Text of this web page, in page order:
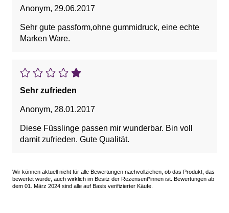
Anonym, 29.06.2017
Sehr gute passform,ohne gummidruck, eine echte
Marken Ware.
Sehr zufrieden
Anonym, 28.01.2017
Diese Füsslinge passen mir wunderbar. Bin voll
damit zufrieden. Gute Qualität.
Wir können aktuell nicht für alle Bewertungen nachvollziehen, ob das Produkt, das
bewertet wurde, auch wirklich im Besitz der Rezensent*innen ist. Bewertungen ab
dem 01. März 2024 sind alle auf Basis verifizierter Käufe.